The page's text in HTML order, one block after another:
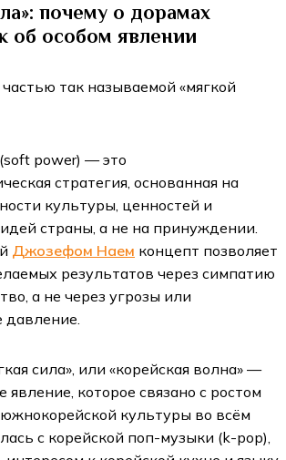
почему о дорамах
об особом явлении
так называемой «мягкой
power) — это
стратегия, основанная на
культуры, ценностей и
страны, а не на принуждении.
Джозефом Наем концепт позволяет
результатов через симпатию
а не через угрозы или
давление.
сила», или «корейская волна» —
явление, которое связано с ростом
культуры во всём
с корейской поп-музыки (k-pop),